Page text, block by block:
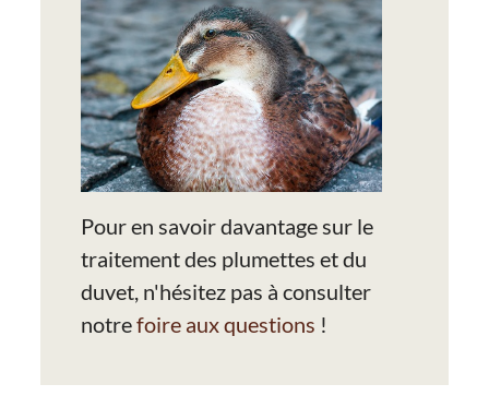
Pour en savoir davantage sur le
traitement des plumettes et du
duvet, n'hésitez pas à consulter
notrefoire aux questions !